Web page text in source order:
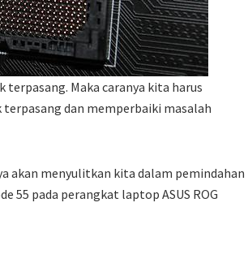
Maka caranya kita harus
dan memperbaiki masalah
akan menyulitkan kita dalam pemindahan
55 pada perangkat laptop ASUS ROG